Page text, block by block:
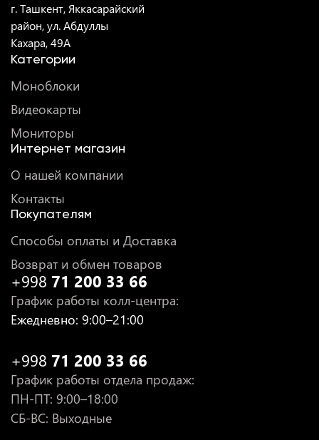
г. Ташкент, Яккасарайский
район, ул. Абдуллы
Кахара, 49A
Категории
Моноблоки
Видеокарты
Мониторы
Интернет магазин
О нашей компании
Контакты
Покупателям
Способы оплаты и Доставка
Возврат и обмен товаров
+998 71 200 33 66
График работы колл-центра:
Ежедневно: 9:00–21:00
+998 71 200 33 66
График работы отдела продаж:
ПН-ПТ: 9:00–18:00
СБ-ВС: Выходные